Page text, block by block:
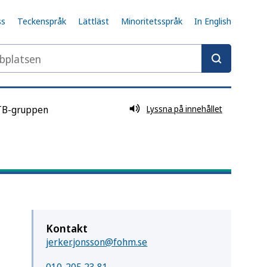
och nikotinprodukter och spel om
Teckenspråk Lättläst Minoritetsspråk In English
gruppen Lyssna på innehållet
Kontakt
jerker.jonsson@fohm.se